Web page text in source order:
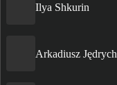
Ilya Shkurin
Arkadiusz Jędrych